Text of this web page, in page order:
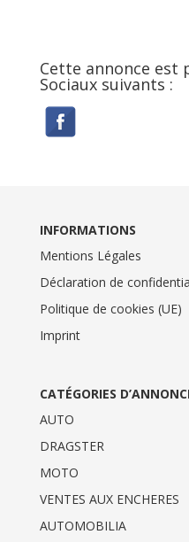
Cette annonce est
Sociaux suivants :
INFORMATIONS
Mentions Légales
Déclaration de
Politique de cookies (UE)
Imprint
CATÉGORIES
AUTO
DRAGSTER
MOTO
VENTES AUX ENCHERES
AUTOMOBILIA